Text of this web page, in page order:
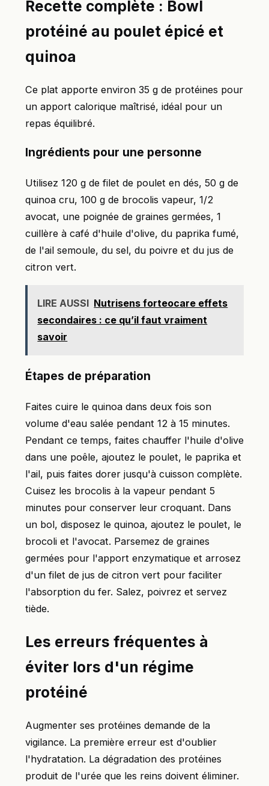
Recette complète : Bowl
protéiné au poulet épicé et
quinoa
Ce plat apporte environ 35 g de protéines pour
un apport calorique maîtrisé, idéal pour un
repas équilibré.
Ingrédients pour une personne
Utilisez 120 g de filet de poulet en dés, 50 g de
quinoa cru, 100 g de brocolis vapeur, 1/2
avocat, une poignée de graines germées, 1
cuillère à café d'huile d'olive, du paprika fumé,
de l'ail semoule, du sel, du poivre et du jus de
citron vert.
LIRE AUSSI Nutrisens forteocare effets
secondaires : ce qu’il faut vraiment
savoir
Étapes de préparation
Faites cuire le quinoa dans deux fois son
volume d'eau salée pendant 12 à 15 minutes.
Pendant ce temps, faites chauffer l'huile d'olive
dans une poêle, ajoutez le poulet, le paprika et
l'ail, puis faites dorer jusqu'à cuisson complète.
Cuisez les brocolis à la vapeur pendant 5
minutes pour conserver leur croquant. Dans
un bol, disposez le quinoa, ajoutez le poulet, le
brocoli et l'avocat. Parsemez de graines
germées pour l'apport enzymatique et arrosez
d'un filet de jus de citron vert pour faciliter
l'absorption du fer. Salez, poivrez et servez
tiède.
Les erreurs fréquentes à
éviter lors d'un régime
protéiné
Augmenter ses protéines demande de la
vigilance. La première erreur est d'oublier
l'hydratation. La dégradation des protéines
produit de l'urée que les reins doivent éliminer.